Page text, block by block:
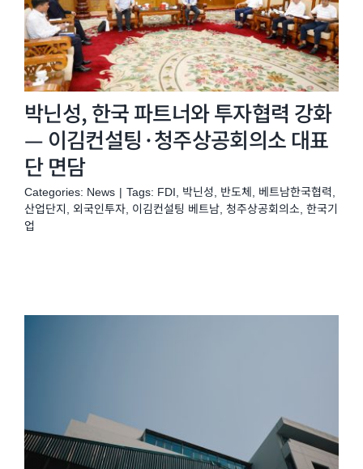
박닌성, 한국 파트너와 투자협력 강화
— 이김컨설팅·청주상공회의소 대표
단 면담
Categories: News | Tags: FDI 박닌성 반도체 베트남한국협력
산업단지
외국인투자, 이김컨설팅 베트남, 청주상공회의소 한국기
업